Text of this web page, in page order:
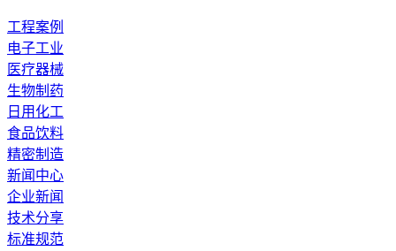
工程案例
电子工业
医疗器械
生物制药
日用化工
食品饮料
精密制造
新闻中心
企业新闻
技术分享
标准规范